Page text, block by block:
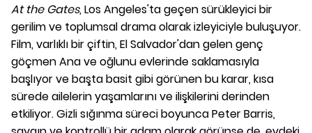
At the Gates, Los Angeles'ta geçen sürükleyici bir
gerilim ve toplumsal drama olarak izleyiciyle buluşuyor.
Film, varlıklı bir çiftin, El Salvador'dan gelen genç
göçmen Ana ve oğlunu evlerinde saklamasıyla
başlıyor ve başta basit gibi görünen bu karar, kısa
sürede ailelerin yaşamlarını ve ilişkilerini derinden
etkiliyor. Gizli sığınma süreci boyunca Peter Barris,